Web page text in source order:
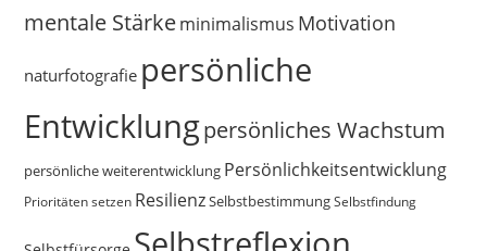
mentale Stärkeminimalismus Motivation
naturfotografie persönliche
Entwicklungpersönliches Wachstum
persönliche weiterentwicklung Persönlichkeitsentwicklung
Prioritäten setzen ResilienzSelbstbestimmung Selbstfindung